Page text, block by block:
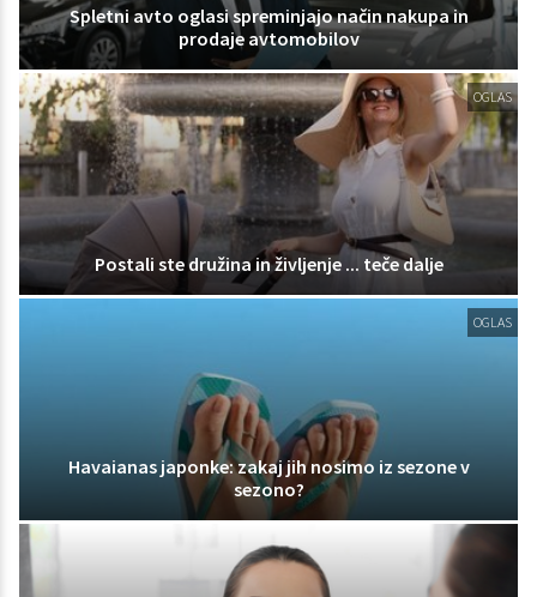
Spletni avto oglasi spreminjajo način nakupa in
prodaje avtomobilov
OGLAS
Postali ste družina in življenje ... teče dalje
OGLAS
Havaianas japonke: zakaj jih nosimo iz sezone v
sezono?